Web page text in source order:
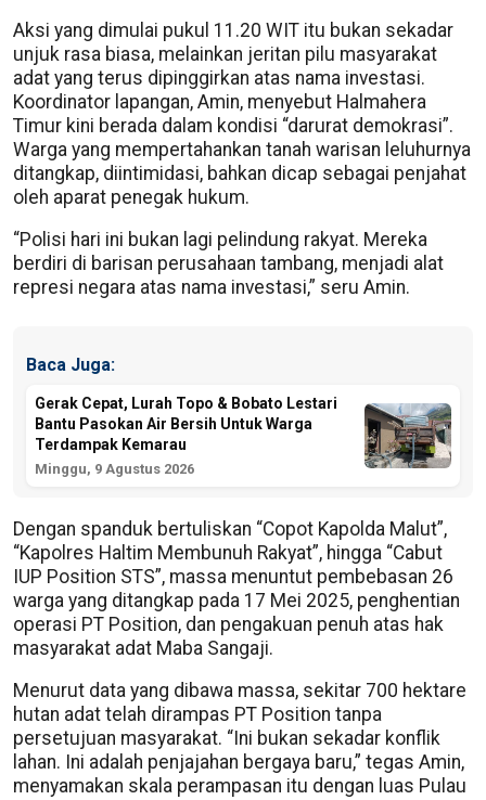
Aksi yang dimulai pukul 11.20 WIT itu bukan sekadar
unjuk rasa biasa, melainkan jeritan pilu masyarakat
adat yang terus dipinggirkan atas nama investasi.
Koordinator lapangan, Amin, menyebut Halmahera
Timur kini berada dalam kondisi “darurat demokrasi”.
Warga yang mempertahankan tanah warisan leluhurnya
ditangkap, diintimidasi, bahkan dicap sebagai penjahat
oleh aparat penegak hukum.
“Polisi hari ini bukan lagi pelindung rakyat. Mereka
berdiri di barisan perusahaan tambang, menjadi alat
represi negara atas nama investasi,” seru Amin.
Baca Juga:
Gerak Cepat, Lurah Topo & Bobato Lestari
Bantu Pasokan Air Bersih Untuk Warga
Terdampak Kemarau
Minggu, 9 Agustus 2026
Dengan spanduk bertuliskan “Copot Kapolda Malut”,
“Kapolres Haltim Membunuh Rakyat”, hingga “Cabut
IUP Position STS”, massa menuntut pembebasan 26
warga yang ditangkap pada 17 Mei 2025, penghentian
operasi PT Position, dan pengakuan penuh atas hak
masyarakat adat Maba Sangaji.
Menurut data yang dibawa massa, sekitar 700 hektare
hutan adat telah dirampas PT Position tanpa
persetujuan masyarakat. “Ini bukan sekadar konflik
lahan. Ini adalah penjajahan bergaya baru,” tegas Amin,
menyamakan skala perampasan itu dengan luas Pulau